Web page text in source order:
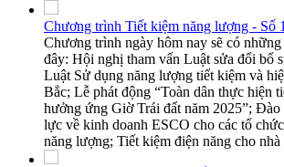
Chương trình Tiết kiệm năng lượng - Số
Chương trình ngày hôm nay sẽ có
đây: Hội nghị tham vấn Luật sửa đổi bổ
Luật Sử dụng năng lượng tiết kiệm và
Bắc; Lễ phát động “Toàn dân thực hiện
hưởng ứng Giờ Trái đất năm 2025”; Đào
lực về kinh doanh ESCO cho các tổ
năng lượng; Tiết kiệm điện năng cho nhà